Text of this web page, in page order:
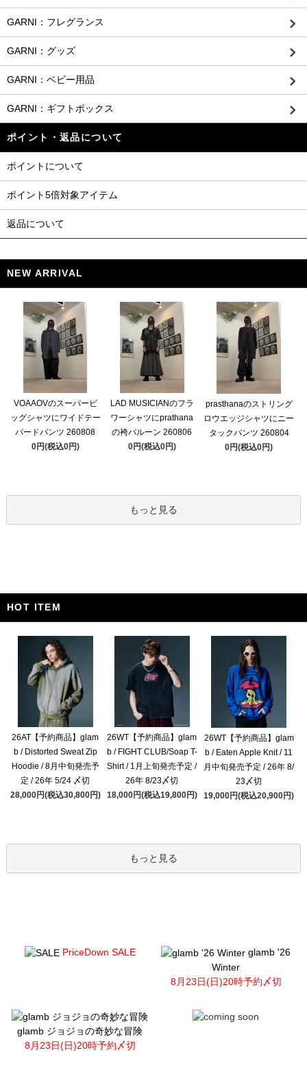
GARNI：フレグランス
GARNI：グッズ
GARNI：ベビー用品
GARNI：ギフトボックス
ポイント・返品について
ポイントについて
ポイント5倍対象アイテム
返品について
NEW ARRIVAL
VOAAOVのスーパービ
ッグシャツにワイドテー
パードパンツ 260808
0円(税込0円)
LAD MUSICIANのフラ
ワーシャツにprathana
の袴バルーン 260806
0円(税込0円)
prasthanaのストリング
ロウエッジシャツにニー
タックパンツ 260804
0円(税込0円)
もっと見る
HOT ITEM
26AT【予約商品】glam
b / Distorted Sweat Zip
Hoodie / 8月中旬発売予
定 / 26年 5/24 〆切
28,000円(税込30,800円)
26WT【予約商品】glam
b / FIGHT CLUB/Soap T-
Shirt / 1月上旬発売予定 /
26年 8/23〆切
18,000円(税込19,800円)
26WT【予約商品】glam
b / Eaten Apple Knit / 11
月中旬発売予定 / 26年 8/
23〆切
19,000円(税込20,900円)
もっと見る
PriceDown SALE
glamb '26
Winter
8月23日(日)20時予約〆切
glamb ジョジョの奇妙な冒険
8月23日(日)20時予約〆切